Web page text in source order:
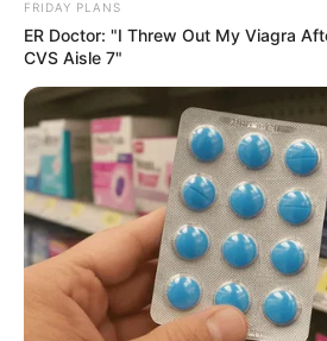
FRIDAY PLANS
ER Doctor: "I Threw Out My Viagra
CVS Aisle 7"